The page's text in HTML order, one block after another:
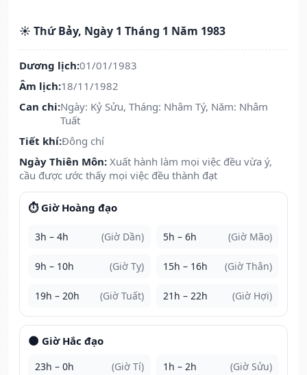
☀️ Thứ Bảy, Ngày 1 Tháng 1 Năm 1983
Dương lịch:01/01/1983
Âm lịch:18/11/1982
Can chi:Ngày: Kỷ Sửu, Tháng: Nhâm Tý, Năm: Nhâm
Tuất
Tiết khí:Đông chí
Ngày Thiên Môn: Xuất hành làm mọi việc đều vừa ý,
cầu được ước thấy mọi việc đều thành đạt
⏱️ Giờ Hoàng đạo
3h – 4h (Giờ Dần) 5h – 6h (Giờ Mão)
9h – 10h (Giờ Tỵ) 15h – 16h (Giờ Thân)
19h – 20h (Giờ Tuất) 21h – 22h (Giờ Hợi)
🌑 Giờ Hắc đạo
23h – 0h (Giờ Tí) 1h – 2h (Giờ Sửu)